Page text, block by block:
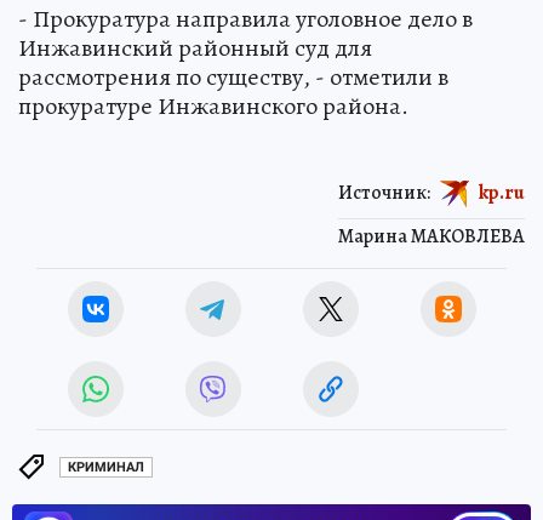
- Прокуратура направила уголовное дело в
Инжавинский районный суд для
рассмотрения по существу, - отметили в
прокуратуре Инжавинского района.
Марина МАКОВЛЕВА
Источник: kp.ru
КРИМИНАЛ